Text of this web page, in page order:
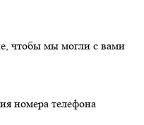
чтобы мы могли с вами
номера телефона